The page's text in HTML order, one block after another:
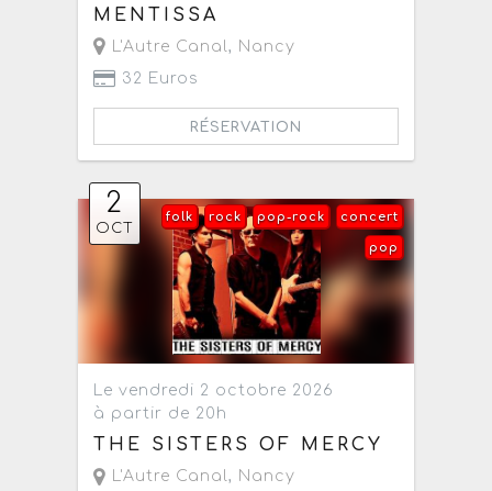
MENTISSA
L'Autre Canal , Nancy
32 Euros
RÉSERVATION
2
OCT
concert
pop-rock
rock
folk
pop
Le vendredi 2 octobre 2026
à partir de 20h
THE SISTERS OF MERCY
L'Autre Canal, Nancy